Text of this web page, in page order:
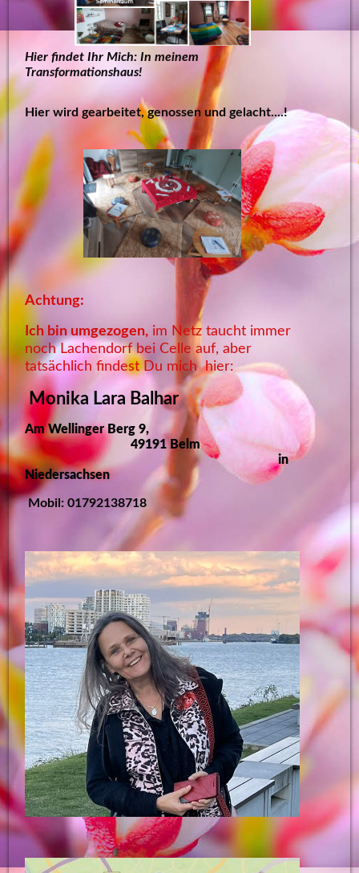
Hier findet Ihr Mich: In meinem
Transformationshaus!
Hier wird gearbeitet, genossen und gelacht....!
Achtung:
Ich bin umgezogen, im Netz taucht immer
noch Lachendorf bei Celle auf, aber
tatsächlich findest Du mich hier:
Monika Lara Balhar
Am Wellinger Berg 9,
49191 Belm
in
Niedersachsen
Mobil: 01792138718